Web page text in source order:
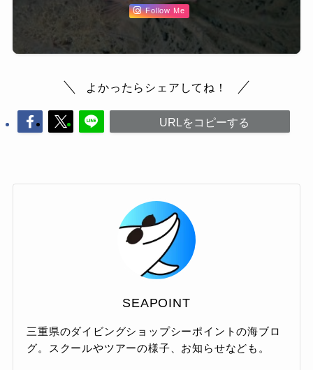
Follow Me
よかったらシェアしてね！
URLをコピーする
SEAPOINT
三重県のダイビングショップシーポイントの海ブロ
グ。スクールやツアーの様子、お知らせなども。